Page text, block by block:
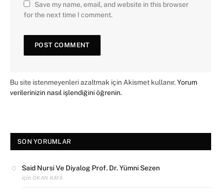
Save my name, email, and website in this browser
for the next time I comment.
Bu site istenmeyenleri azaltmak için Akismet kullanır.Yorum
verilerinizin nasıl işlendiğini öğrenin.
SON YORUMLAR
Said Nursi Ve Diyalog Prof. Dr. Yümni Sezen
için OKAN KAYA